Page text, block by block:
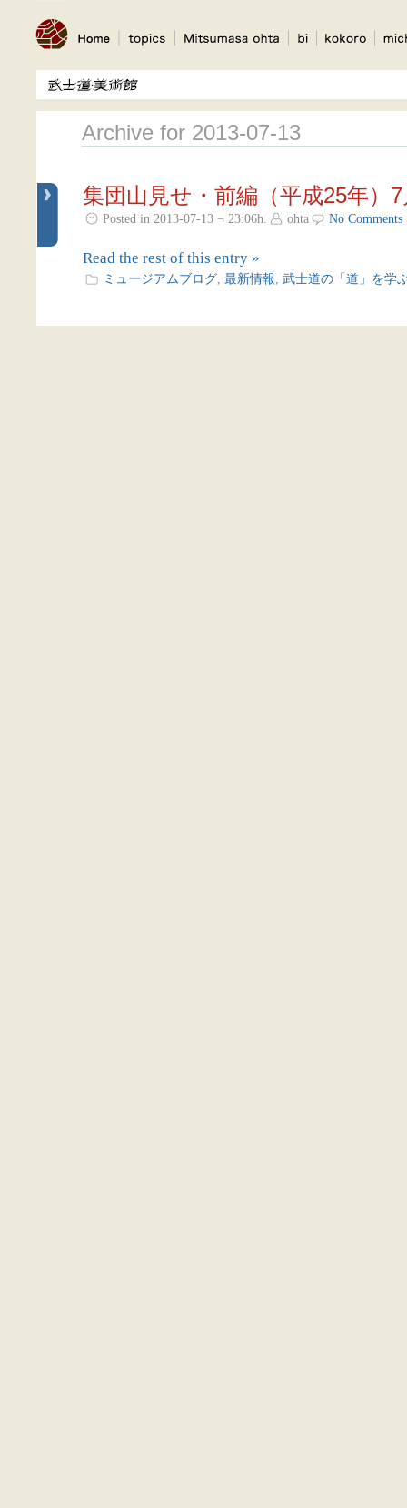
Archive for 2013-07-13
集団山見せ・前編（平成25年）
Posted in 2013-07-13 ¬ 23:06h. ohta No Comments
Read the rest of this entry »
ミュージアムブログ 最新情報 武士道の「道」を学